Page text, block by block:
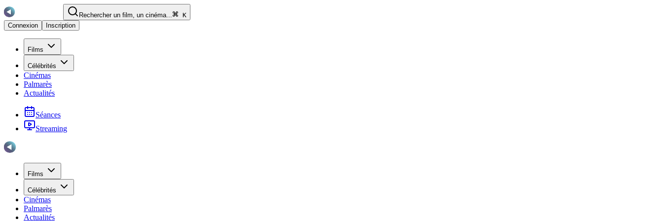
Rechercher un film, un cinéma...
K
Connexion
Inscription
Films
Célébrités
Cinémas
Palmarès
Actualités
Séances
Streaming
Films
Célébrités
Cinémas
Palmarès
Actualités